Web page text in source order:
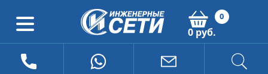
0
0 руб.